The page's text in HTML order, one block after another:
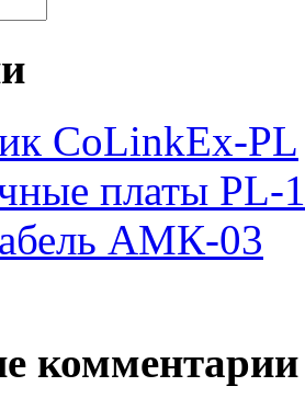
CoLinkEx-PL
платы PL-
АМК-03
комментарии